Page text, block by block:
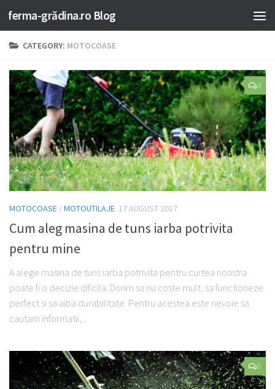
ferma-grădina.ro Blog
CATEGORY: MOTOCOASE
0
MOTOCOASE /MOTOUTILAJE 17 AUGUST 2017
Cum aleg masina de tuns iarba potrivita
pentru mine
A alege masina de tuns iarba potrivita pentru curtea noastra
poate fi o decizie dificila. Dorim sa nu coste mult, sa functioneze
perfect si sa aiba durabilitate. Pentru acestea este nevoie sa
cautam informatii,...
0